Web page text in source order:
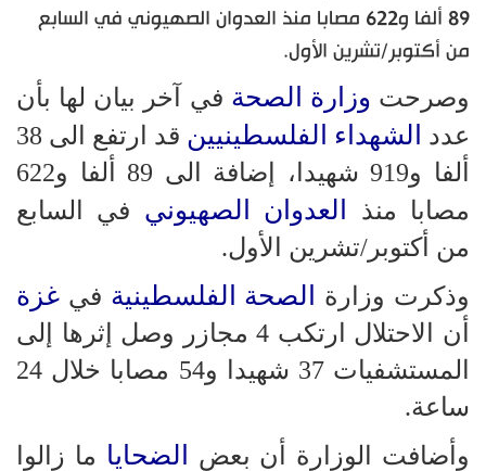
89 ألفا و622 مصابا منذ العدوان الصهيوني في السابع
من أكتوبر/تشرين الأول.
وصرحت وزارة الصحة في آخر بيان لها بأن
عدد الشهداء الفلسطينيين
قد ارتفع الى 38
ألفا و919 شهيدا، إضافة الى 89 ألفا و622
مصابا منذ
العدوان الصهيوني في السابع
من أكتوبر/تشرين الأول.
وذكرت وزارة الصحة الفلسطينية في غزة
أن الاحتلال ارتكب 4 مجازر وصل إثرها إلى
المستشفيات 37 شهيدا و54 مصابا خلال 24
ساعة.
وأضافت الوزارة أن بعض الضحايا ما زالوا